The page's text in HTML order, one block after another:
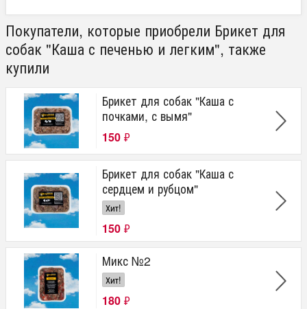
Покупатели, которые приобрели Брикет для
собак "Каша с печенью и легким", также
купили
Брикет для собак "Каша с
почками, с вымя"
150 ₽
Брикет для собак "Каша с
сердцем и рубцом"
Хит!
150 ₽
Микс №2
Хит!
180 ₽